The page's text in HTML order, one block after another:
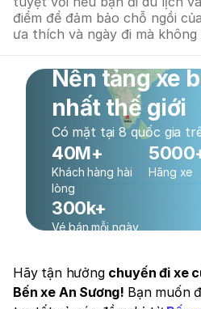
điểm để đảm bảo chỗ ngồi
ưa thích và ngày đi mà
Nền tảng xe
nhất thế giới
Có mặt tại 8 quốc gia
40M+
Khách hàng hài
lòng
Hãng xe
300k+
Vé bán mỗi ngày
Hãy tận hưởng chuyến đi xe
Bến xe An Sương! Bạn muốn